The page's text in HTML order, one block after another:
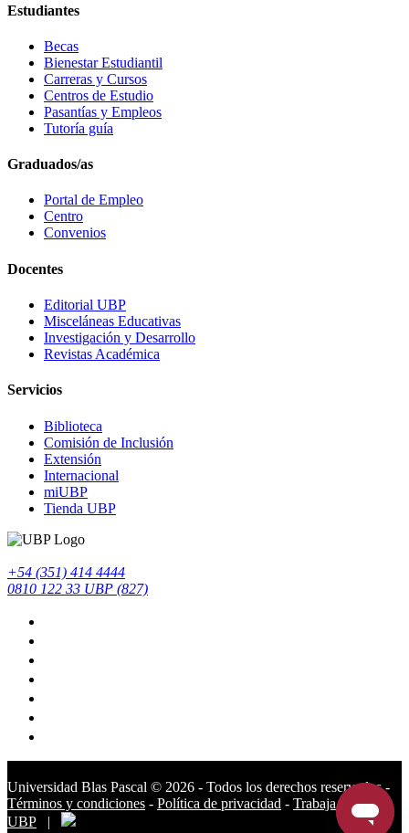
Estudiantes
Becas
Bienestar Estudiantil
Carreras y Cursos
Centros de Estudio
Pasantías y Empleos
Tutoría guía
Graduados/as
Portal de Empleo
Centro
Convenios
Docentes
Editorial UBP
Misceláneas Educativas
Investigación y Desarrollo
Revistas Académica
Servicios
Biblioteca
Comisión de Inclusión
Extensión
Internacional
miUBP
Tienda UBP
+54 (351) 414 4444
0810 122 33 UBP (827)
Universidad Blas Pascal ©️ 2026 - Todos los derechos reservados -
Términos y condiciones - Política de privacidad - Trabaja en la
UBP |